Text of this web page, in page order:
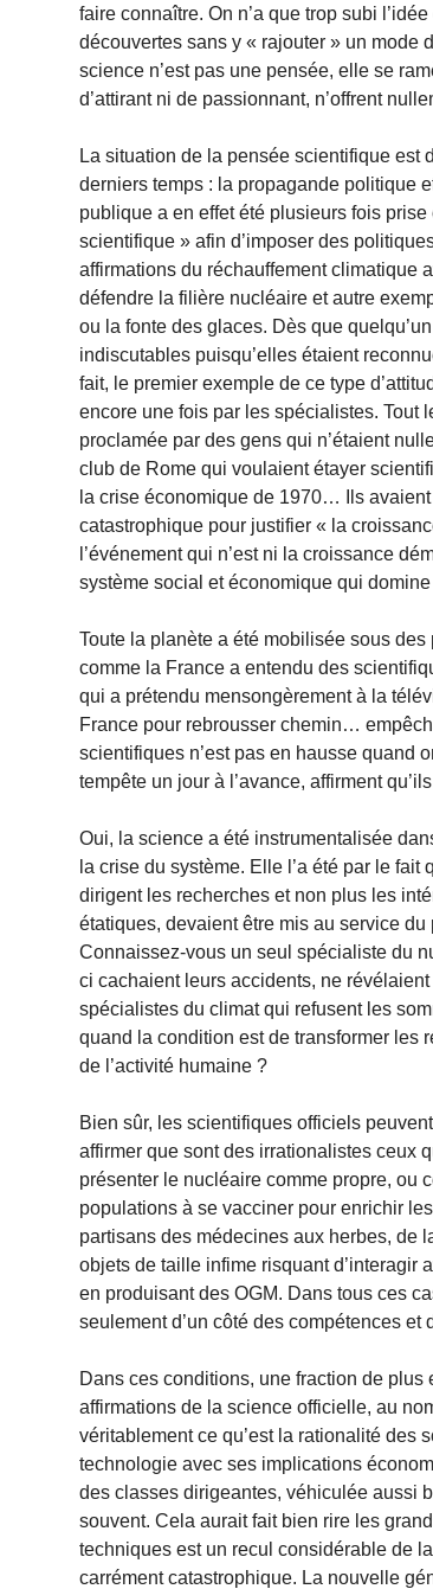
faire connaître. On n’a que trop subi
découvertes sans y « rajouter » un mode
science n’est pas une pensée, elle se
d’attirant ni de passionnant, n’offrent
La situation de la pensée scientifique est
derniers temps : la propagande politique
publique a en effet été plusieurs fois
scientifique » afin d’imposer des
affirmations du réchauffement climatique
défendre la filière nucléaire et autre
ou la fonte des glaces. Dès que
indiscutables puisqu’elles étaient
fait, le premier exemple de ce type
encore une fois par les spécialistes. Tout
proclamée par des gens qui n’étaient
club de Rome qui voulaient étayer
la crise économique de 1970… Ils
catastrophique pour justifier « la
l’événement qui n’est ni la croissance
système social et économique qui
Toute la planète a été mobilisée sous
comme la France a entendu des
qui a prétendu mensongèrement à la
France pour rebrousser chemin…
scientifiques n’est pas en hausse quand
tempête un jour à l’avance, affirment
Oui, la science a été instrumentalisée
la crise du système. Elle l’a été par le
dirigent les recherches et non plus les
étatiques, devaient être mis au service
Connaissez-vous un seul spécialiste du
ci cachaient leurs accidents, ne
spécialistes du climat qui refusent les
quand la condition est de transformer les
de l’activité humaine ?
Bien sûr, les scientifiques officiels
affirmer que sont des irrationalistes ceux
présenter le nucléaire comme propre, ou
populations à se vacciner pour enrichir
partisans des médecines aux herbes, de
objets de taille infime risquant d’interagir
en produisant des OGM. Dans tous ces
seulement d’un côté des compétences et
Dans ces conditions, une fraction de
affirmations de la science officielle, au
véritablement ce qu’est la rationalité des
technologie avec ses implications
des classes dirigeantes, véhiculée aussi
souvent. Cela aurait fait bien rire les
techniques est un recul considérable de
carrément catastrophique. La nouvelle